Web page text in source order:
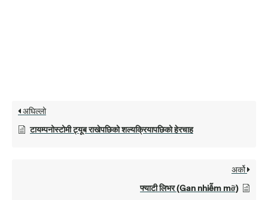
अघिल्लो
टायम्पनोस्टोमी ट्यूब राखेपछिको शल्यक्रियापछिको हेरचाह
अर्को
फ्याटी लिभर (Gan nhiễm mỡ)